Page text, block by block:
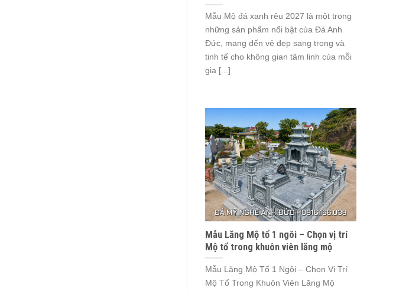
Mẫu Mộ đá xanh rêu 2027 là một trong
những sản phẩm nổi bật của Đá Anh
Đức, mang đến vẻ đẹp sang trọng và
tinh tế cho không gian tâm linh của mỗi
gia [...]
Mẫu Lăng Mộ tổ 1 ngôi – Chọn vị trí
Mộ tổ trong khuôn viên lăng mộ
Mẫu Lăng Mộ Tổ 1 Ngôi – Chọn Vị Trí
Mộ Tổ Trong Khuôn Viên Lăng Mộ